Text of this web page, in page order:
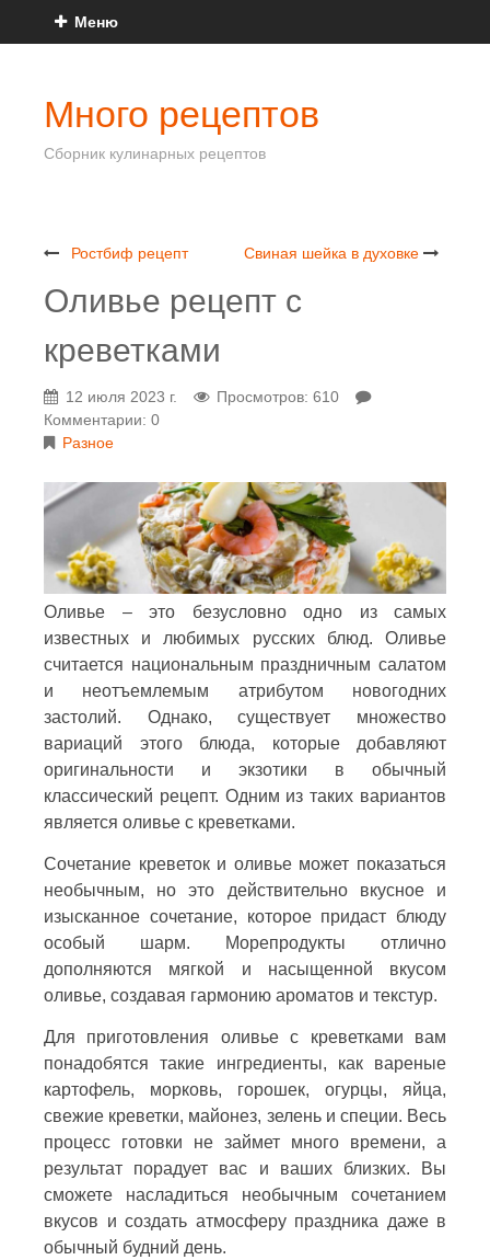
Меню
Много рецептов
Сборник кулинарных рецептов
Ростбиф рецепт Свиная шейка в духовке
Оливье рецепт с
креветками
12 июля 2023 г.
Просмотров: 610
Комментарии: 0
Разное
Оливье – это безусловно одно из самых
известных и любимых русских блюд. Оливье
считается национальным праздничным салатом
и неотъемлемым атрибутом новогодних
застолий. Однако, существует множество
вариаций этого блюда, которые добавляют
оригинальности и экзотики в обычный
классический рецепт. Одним из таких вариантов
является оливье с креветками.
Сочетание креветок и оливье может показаться
необычным, но это действительно вкусное и
изысканное сочетание, которое придаст блюду
особый шарм. Морепродукты отлично
дополняются мягкой и насыщенной вкусом
оливье, создавая гармонию ароматов и текстур.
Для приготовления оливье с креветками вам
понадобятся такие ингредиенты, как вареные
картофель, морковь, горошек, огурцы, яйца,
свежие креветки, майонез, зелень и специи. Весь
процесс готовки не займет много времени, а
результат порадует вас и ваших близких. Вы
сможете насладиться необычным сочетанием
вкусов и создать атмосферу праздника даже в
обычный будний день.